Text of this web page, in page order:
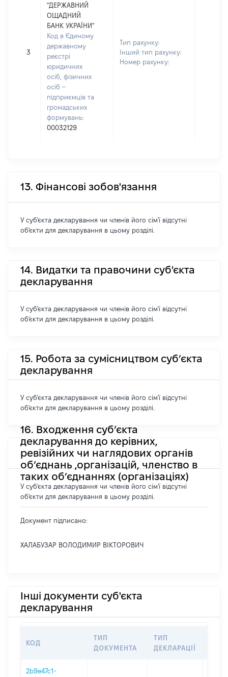
3
"ДЕРЖАВНИЙ
ОЩАДНИЙ
БАНК УКРАЇНИ"
Код в Єдиному
державному
реєстрі
юридичних
осіб, фізичних
осіб –
підприємців та
громадських
формувань:
00032129
Тип рахунку:
Інший тип рахунку:
Номер рахунку:
13. Фінансові зобов'язання
У суб'єкта декларування чи членів його сім'ї відсутні
об'єкти для декларування в цьому розділі.
14. Видатки та правочини суб'єкта
декларування
У суб'єкта декларування чи членів його сім'ї відсутні
об'єкти для декларування в цьому розділі.
15. Робота за сумісництвом суб’єкта
декларування
У суб'єкта декларування чи членів його сім'ї відсутні
об'єкти для декларування в цьому розділі.
16. Входження суб’єкта
декларування до керівних,
ревізійних чи наглядових органів
об’єднань ,організацій, членство в
таких об’єднаннях (організаціях)
У суб'єкта декларування чи членів його сім'ї відсутні
об'єкти для декларування в цьому розділі.
Документ підписано:
ХАЛАБУЗАР ВОЛОДИМИР ВІКТОРОВИЧ
Інші документи суб'єкта
декларування
КОД
ТИП
ДОКУМЕНТА
ТИП
ДЕКЛАРАЦІЇ
2b9e47c1-